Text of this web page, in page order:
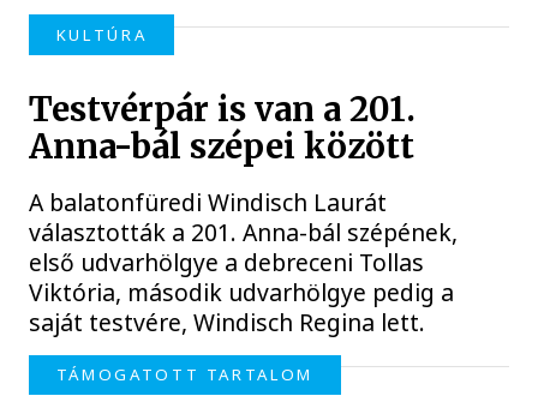
KULTÚRA
Testvérpár is van a 201.
Anna-bál szépei között
A balatonfüredi Windisch Laurát
választották a 201. Anna-bál szépének,
első udvarhölgye a debreceni Tollas
Viktória, második udvarhölgye pedig a
saját testvére, Windisch Regina lett.
TÁMOGATOTT TARTALOM